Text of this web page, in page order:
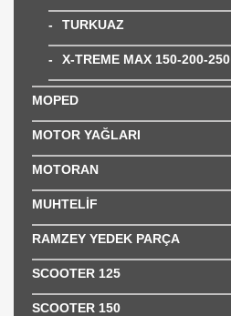
TURKUAZ
X-TREME MAX 150-200-250
MOPED
MOTOR YAĞLARI
MOTORAN
MUHTELİF
RAMZEY YEDEK PARÇA
SCOOTER 125
SCOOTER 150